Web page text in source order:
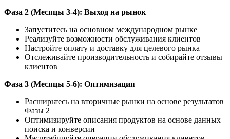
Фаза 2 (Месяцы 3-4): Выход на рынок
Запуститесь на основном международном рынке
Реализуйте возможности обслуживания клиентов
Настройте оплату и доставку для целевого рынка
Отслеживайте производительность и собирайте отзывы
клиентов
Фаза 3 (Месяцы 5-6): Оптимизация
Расширьтесь на вторичные рынки на основе результатов
Фазы 2
Оптимизируйте описания продуктов на основе данных
поиска и конверсии